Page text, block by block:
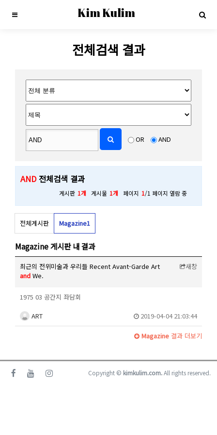
Kim Kulim
전체검색 결과
OR AND
AND전체검색 결과
게시판 1개 게시물 1개 페이지 1/1 페이지 열람 중
전체게시판 Magazine1
Magazine 게시판 내 결과
최근의 전위미술과 우리들 Recent Avant-Garde Art
and We.
새창
1975 03 공간지 좌담회
ART 2019-04-04 21:03:44
Magazine결과 더보기
Copyright © kimkulim.com.All rights reserved.